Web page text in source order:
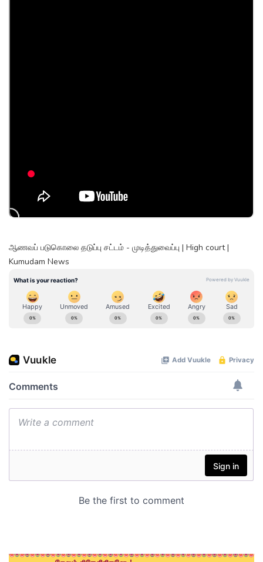
ஆணவப் படுகொலை தடுப்பு சட்டம் - முடித்துவைப்பு | High court |
Kumudam News